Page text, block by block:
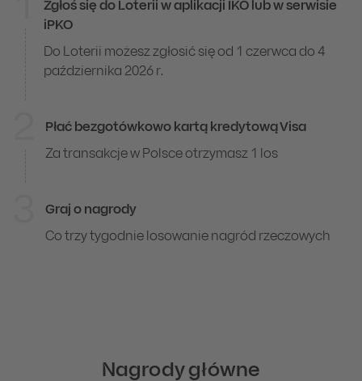
Jak wziąć udział w loterii
Zgłoś się do Loterii w aplikacji IKO lub w serwisie
iPKO
Do Loterii możesz zgłosić się od 1 czerwca do 4
października 2026 r.
Płać bezgotówkowo kartą kredytową Visa
Za transakcje w Polsce otrzymasz 1 los
Graj o nagrody
Co trzy tygodnie losowanie nagród rzeczowych
Nagrody główne